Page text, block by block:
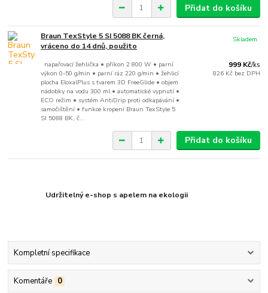
Přidat do košíku
Braun TexStyle 5 SI 5088 BK černá,
vráceno do 14 dnů, použito
napařovací žehlička • příkon 2 800 W • parní
výkon 0-50 g/min • parní ráz 220 g/min • žehlicí
plocha EloxalPlus s tvarem 3D FreeGlide • objem
nádobky na vodu 300 ml • automatické vypnutí •
ECO režim • systém AntiDrip proti odkapávání •
samočištění • funkce kropení Braun TexStyle 5
SI 5088 BK, č...
999 Kč/ks
826 Kč bez DPH
Skladem
Přidat do košíku
Udržitelný e-shop s apelem na ekologii
Kompletní specifikace
Komentáře 0